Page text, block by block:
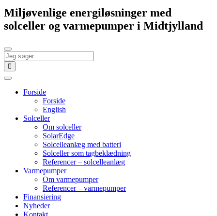
Miljøvenlige energiløsninger med
solceller og varmepumper i Midtjylland
Forside
Forside
English
Solceller
Om solceller
SolarEdge
Solcelleanlæg med batteri
Solceller som tagbeklædning
Referencer – solcelleanlæg
Varmepumper
Om varmepumper
Referencer – varmepumper
Finansiering
Nyheder
Kontakt